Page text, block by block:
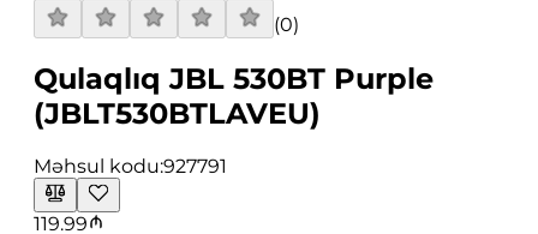
(0)
Qulaqlıq JBL 530BT Purple
(JBLT530BTLAVEU)
Məhsul kodu:927791
119.99